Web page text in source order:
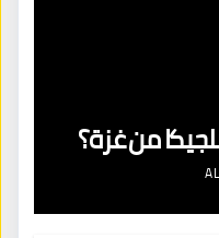
من غزة؟